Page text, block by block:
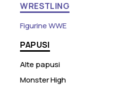
WRESTLING
Figurine WWE
PAPUSI
Alte papusi
Monster High